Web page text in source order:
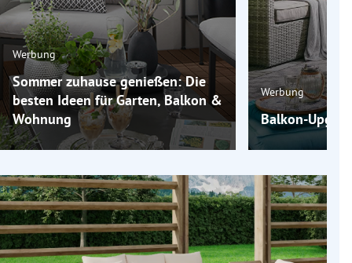
Werbung
Sommer zuhause genießen: Die
besten Ideen für Garten, Balkon &
Wohnung
Werbung
Balkon-